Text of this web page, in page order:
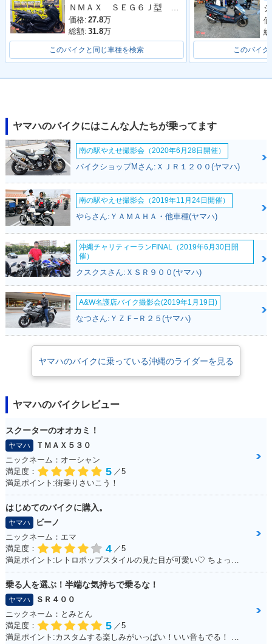
ＮＭＡＸ ＳＥＧ６Ｊ型 ２０２３年モデル リアキャリア
価格: 27.8万
総額: 31.8万
このバイクと同じ車種を検索 このバイク
ヤマハのバイクにはこんな人たちが乗ってます
南の駅やえせ撮影会（2020年6月28日開催）
バイクショップMさん:ＸＪＲ１２００(ヤマハ)
南の駅やえせ撮影会（2019年11月24日開催）
やらさん:ＹＡＭＡＨＡ・他車種(ヤマハ)
沖縄チャリティーランFINAL（2019年6月30日開
催）
クスクスさん:ＸＳＲ９００(ヤマハ)
A&W名護店バイク撮影会(2019年1月19日)
なつさん:ＹＺＦ−Ｒ２５(ヤマハ)
ヤマハのバイクに乗っている沖縄のライダーを見る
ヤマハのバイクレビュー
スクーターのオオカミ！
ヤマハ
ＴＭＡＸ５３０
ニックネーム：オーシャン
満足度：
5 ／5
満足ポイント:街乗りさいこう！
はじめてのバイクに購入。
ヤマハ
ビーノ
ニックネーム：エマ
満足度：
4 ／5
乗る人を選ぶ！半端な気持ちで乗るな！
ヤマハ
ＳＲ４００
ニックネーム：とみとん
満足度：
5 ／5